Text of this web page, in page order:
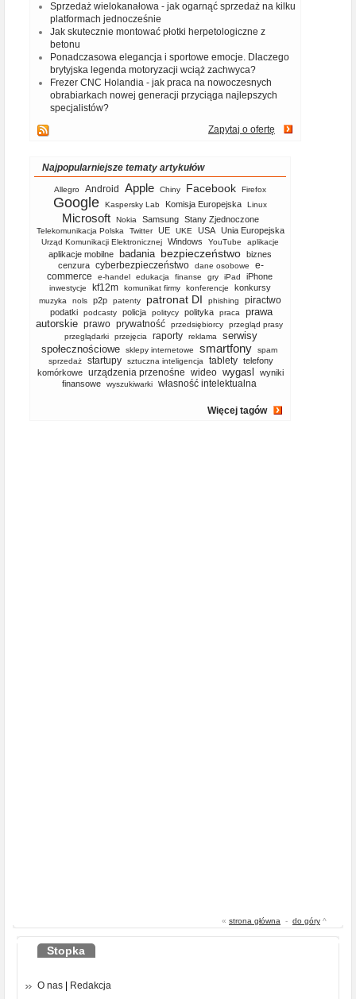
Sprzedaż wielokanałowa - jak ogarnąć sprzedaż na kilku
platformach jednocześnie
Jak skutecznie montować płotki herpetologiczne z
betonu
Ponadczasowa elegancja i sportowe emocje. Dlaczego
brytyjska legenda motoryzacji wciąż zachwyca?
Frezer CNC Holandia - jak praca na nowoczesnych
obrabiarkach nowej generacji przyciąga najlepszych
specjalistów?
Zapytaj o ofertę
Najpopularniejsze tematy artykułów
Allegro Android Apple Chiny Facebook Firefox
Google Kaspersky Lab Komisja Europejska Linux
Microsoft Nokia Samsung Stany Zjednoczone
Telekomunikacja Polska Twitter UE UKE USA Unia Europejska
Urząd Komunikacji Elektronicznej Windows YouTube aplikacje
aplikacje mobilne badania bezpieczeństwo biznes
cenzura cyberbezpieczeństwo dane osobowe
e-
commerce
e-handel edukacja finanse gry iPad iPhone
inwestycje kf12m komunikat firmy konferencje konkursy
muzyka nols p2p patenty patronat DI phishing piractwo
podatki podcasty policja politycy polityka praca
prawa
autorskie prawo prywatność przedsiębiorcy
przegląd prasy
przeglądarki
przejęcia raporty reklama
serwisy
społecznościowe
sklepy internetowe smartfony
spam
sprzedaż
startupy sztuczna inteligencja tablety telefony
komórkowe
urządzenia przenośne wideo wygasl
wyniki
finansowe
wyszukiwarki własność intelektualna
Więcej tagów
« strona główna - do góry ^
Stopka
O nas Redakcja